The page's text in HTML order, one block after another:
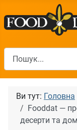
Пошук
Ви тут: Головна
Fooddat —
десерти та